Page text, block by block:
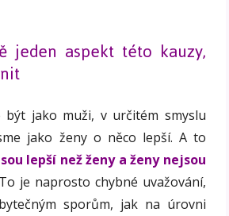
jeden aspekt této kauzy,
být jako muži, v určitém smyslu
jako ženy o něco lepší. A to
lepší než ženy a ženy nejsou
To je naprosto chybné uvažování,
sporům, jak na úrovni